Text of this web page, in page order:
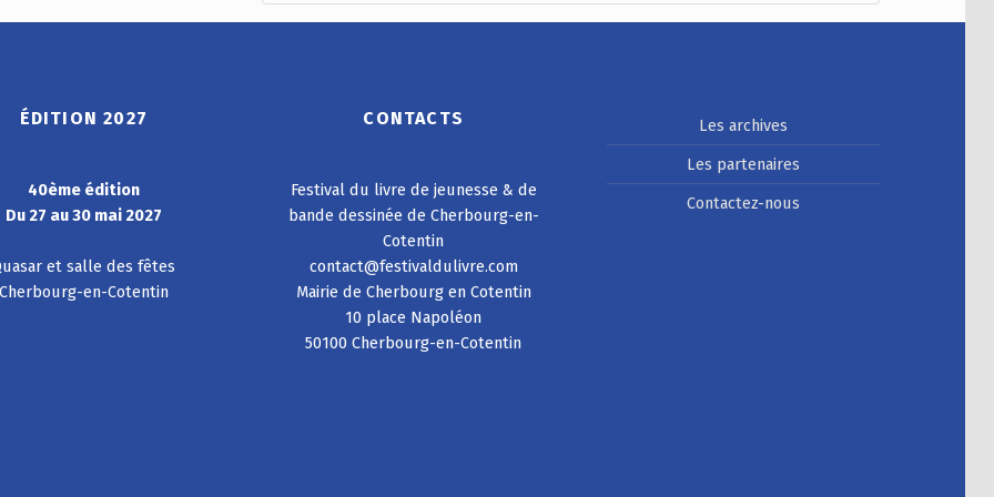
ÉDITION 2027
40ème édition
Du 27 au 30 mai 2027
et salle des fêtes
en-Cotentin
CONTACTS
Festival du livre de jeunesse & de
bande dessinée de Cherbourg-en-
Cotentin
contact@festivaldulivre.com
Mairie de Cherbourg en Cotentin
10 place Napoléon
50100 Cherbourg-en-Cotentin
Les archives
Les partenaires
Contactez-nous